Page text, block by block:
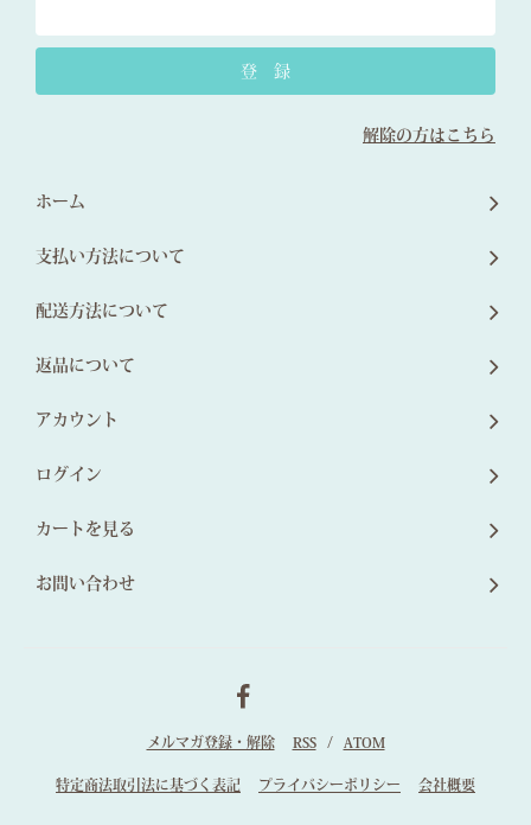
解除の方はこちら
ホーム
支払い方法について
配送方法について
返品について
アカウント
ログイン
カートを見る
お問い合わせ
メルマガ登録・解除 RSS / ATOM
特定商法取引法に基づく表記 プライバシーポリシー 会社概要